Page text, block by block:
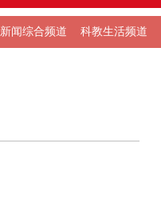
新闻综合频道 科教生活频道